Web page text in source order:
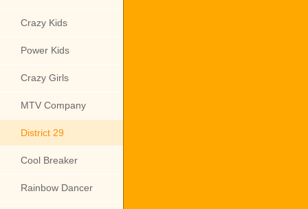
Crazy Kids
Power Kids
Crazy Girls
MTV Company
District 29
Cool Breaker
Rainbow Dancer